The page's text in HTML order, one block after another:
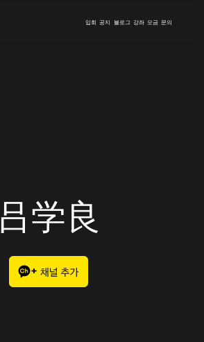
입회 공지 블로그 강좌 모금 문의
吕学良